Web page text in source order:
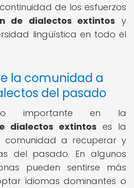
de los esfuerzos
de dialectos extintos y
lingüística en todo el
la comunidad a
del pasado
importante en la
dialectos extintos es la
comunidad a recuperar y
del pasado. En algunos
pueden sentirse más
idiomas dominantes o